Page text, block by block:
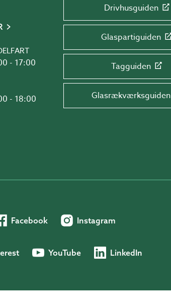
- 17:00
- 18:00
Drivhusguiden
Glaspartiguiden
Tagguiden
Glasrækværksguiden
Facebook Instagram
YouTube LinkedIn